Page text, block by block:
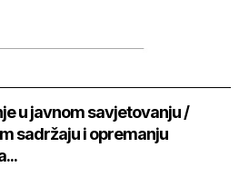
u javnom savjetovanju /
sadržaju i opremanju